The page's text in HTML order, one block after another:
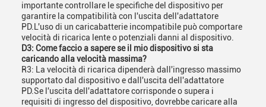
importante controllare le specifiche del dispositivo per
garantire la compatibilità con l'uscita dell'adattatore
PD.L'uso di un caricabatterie incompatibile può comportare
velocità di ricarica lente o potenziali danni al dispositivo.
D3: Come faccio a sapere se il mio dispositivo si sta
caricando alla velocità massima?
R3: La velocità di ricarica dipenderà dall'ingresso massimo
supportato dal dispositivo e dall'uscita dell'adattatore
PD.Se l'uscita dell'adattatore corrisponde o supera i
requisiti di ingresso del dispositivo, dovrebbe caricare alla